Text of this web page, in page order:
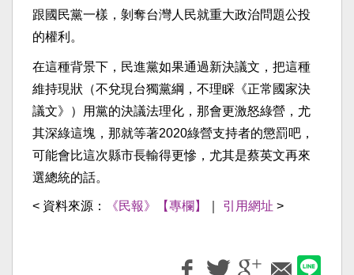
跟國民黨一樣，剝奪台灣人民就重大政治問題公投
的權利。
在這種背景下，民進黨如果通過新決議文，把這種
維持現狀（不兌現台獨黨綱，不理睬《正常國家決
議文》）用黨的決議法理化，那會更激怒綠營，尤
其深綠這塊，那就等著2020綠營支持者的懲罰吧，
可能會比這次縣市長輸得更慘，尤其是蔡英文再來
選總統的話。
< 資料來源： 《民報》【專欄】 引用網址 >